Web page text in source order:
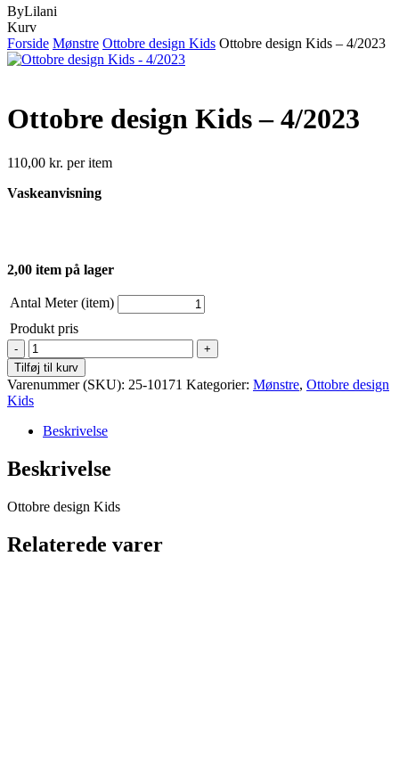
ByLilani
KurvClose
Cart
Forside Mønstre Ottobre design Kids Ottobre design Kids – 4/2023
Ottobre design Kids – 4/2023
110,00 kr. per item
Vaskeanvisning
2,00 item på lager
Antal Meter (item)
Produkt pris
Ottobre
design
Kids
-
4/2023
antal
Tilføj til kurv
Varenummer (SKU): 25-10171 Kategorier: Mønstre, Ottobre design
Kids
Beskrivelse
Beskrivelse
Ottobre design Kids
Relaterede varer